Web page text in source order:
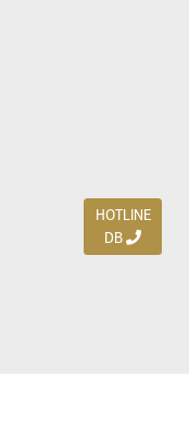
HOTLINE
DB